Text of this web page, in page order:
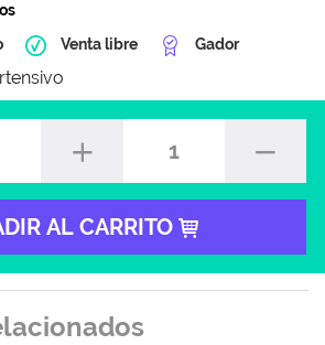
Venta libre Gador
1
AL CARRITO